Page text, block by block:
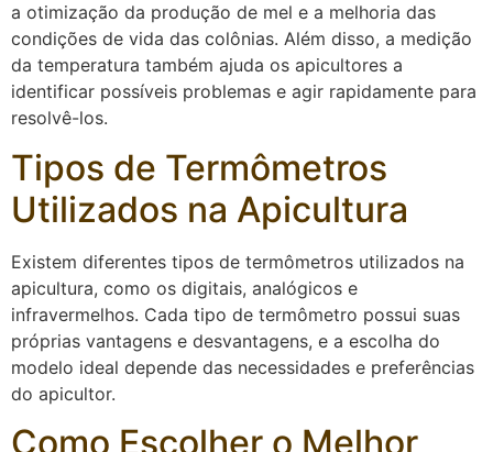
a otimização da produção de mel e a melhoria das
condições de vida das colônias. Além disso, a medição
da temperatura também ajuda os apicultores a
identificar possíveis problemas e agir rapidamente para
resolvê-los.
Tipos de Termômetros
Utilizados na Apicultura
Existem diferentes tipos de termômetros utilizados na
apicultura, como os digitais, analógicos e
infravermelhos. Cada tipo de termômetro possui suas
próprias vantagens e desvantagens, e a escolha do
modelo ideal depende das necessidades e preferências
do apicultor.
Como Escolher o Melhor